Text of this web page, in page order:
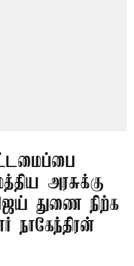
அரசுக்கு
துணை நிற்க
நாகேந்திரன்